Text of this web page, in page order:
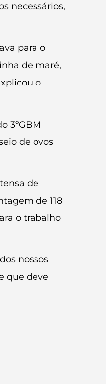
necessários,
para o
de maré,
o
3ºGBM
de ovos
de
de 118
o trabalho
nossos
que deve